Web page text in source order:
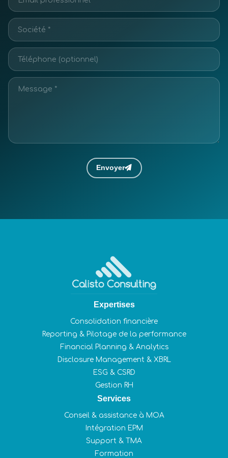
Envoyer
Expertises
Consolidation financière
Reporting & Pilotage de la performance
Financial Planning & Analytics
Disclosure Management & XBRL
ESG & CSRD
Gestion RH
Services
Conseil & assistance à MOA
Intégration EPM
Support & TMA
Formation